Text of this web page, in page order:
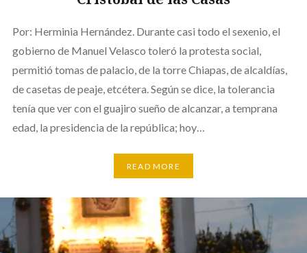
Por: Herminia Hernández. Durante casi todo el sexenio, el
gobierno de Manuel Velasco toleró la protesta social,
permitió tomas de palacio, de la torre Chiapas, de alcaldías,
de casetas de peaje, etcétera. Según se dice, la tolerancia
tenía que ver con el guajiro sueño de alcanzar, a temprana
edad, la presidencia de la república; hoy…
READ MORE